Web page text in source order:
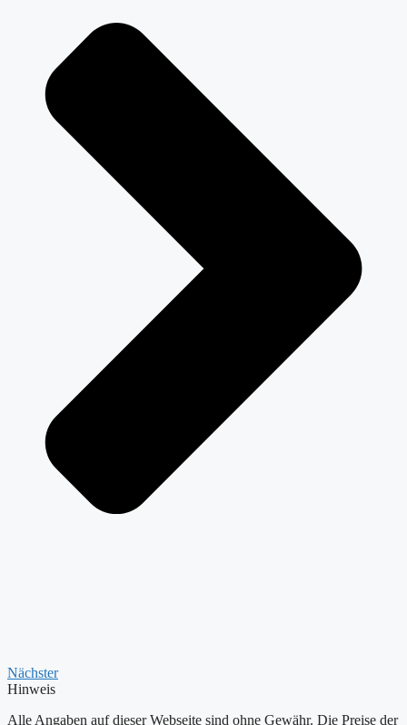
Nächster
Hinweis
Alle Angaben auf dieser Webseite sind ohne Gewähr. Die Preise der